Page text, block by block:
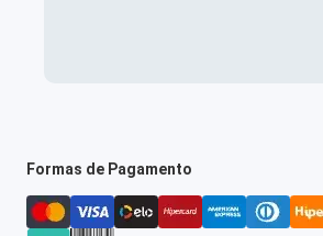
Formas de Pagamento